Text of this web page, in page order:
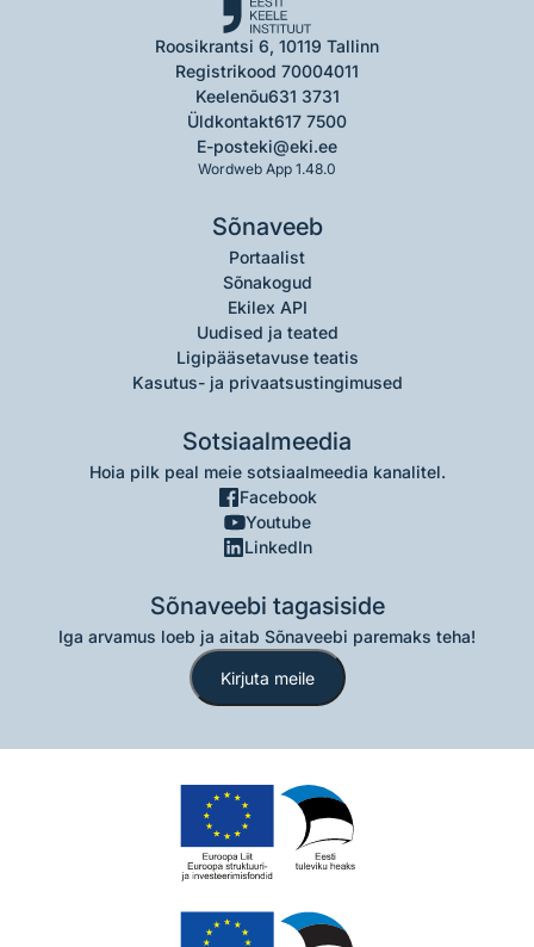
Roosikrantsi 6, 10119 Tallinn
Registrikood 70004011
Keelenõu631 3731
Üldkontakt617 7500
E-posteki@eki.ee
Wordweb App 1.48.0
Sõnaveeb
Portaalist
Sõnakogud
Ekilex API
Uudised ja teated
Ligipääsetavuse teatis
Kasutus- ja privaatsustingimused
Sotsiaalmeedia
Hoia pilk peal meie sotsiaalmeedia kanalitel.
Facebook
Youtube
LinkedIn
Sõnaveebi tagasiside
Iga arvamus loeb ja aitab Sõnaveebi paremaks teha!
Kirjuta meile